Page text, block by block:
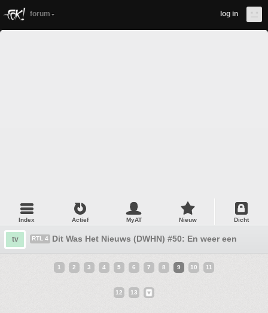
forum log in
Index Actief MyAT Nieuw Dicht
tv RTL 4 Dit Was Het Nieuws (DWHN) #50: En weer een nieuw
1 2 3 4 5 6 7 8 9 10 11
12 13